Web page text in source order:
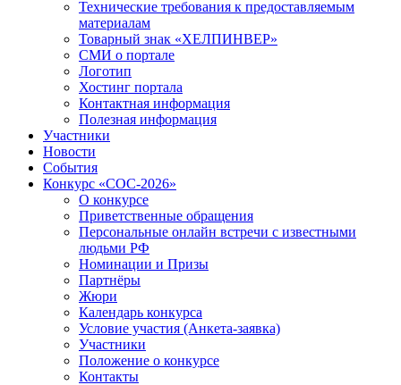
Технические требования к предоставляемым
материалам
Товарный знак «ХЕЛПИНВЕР»
СМИ о портале
Логотип
Хостинг портала
Контактная информация
Полезная информация
Участники
Новости
События
Конкурс «СОС-2026»
О конкурсе
Приветственные обращения
Персональные онлайн встречи с известными
людьми РФ
Номинации и Призы
Партнёры
Жюри
Календарь конкурса
Условие участия (Анкета-заявка)
Участники
Положение о конкурсе
Контакты